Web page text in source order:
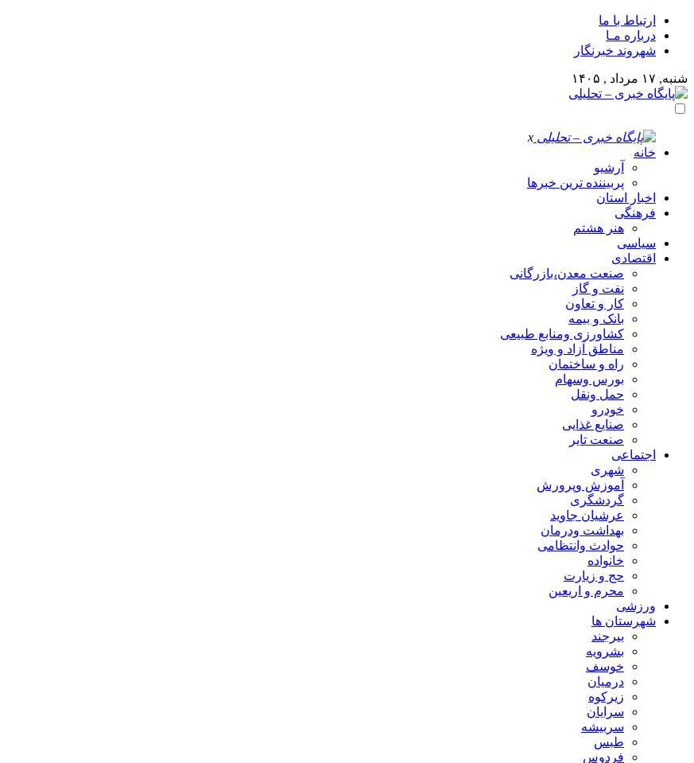
ارتباط با ما
درباره مـا
شهروند خبرنگار
شنبه, ۱۷ مرداد , ۱۴۰۵
x
خانه
آرشیو
پربیننده ترین خبرها
اخبار استان
فرهنگی
هنر هشتم
سیاسی
اقتصادی
صنعت معدن،بازرگانی
نفت و گاز
کار و تعاون
بانک و بیمه
کشاورزی ومنابع طبیعی
مناطق آزاد و ویژه
راه و ساختمان
بورس وسهام
حمل ونقل
خودرو
صنایع غذایی
صنعت تایر
اجتماعی
شهری
آموزش وپرورش
گردشگری
عرشیان جاوید
بهداشت ودرمان
حوادث وانتظامی
خانواده
حج و زیارت
محرم و اریعین
ورزشی
شهرستان ها
بیرجند
بشرویه
خوسف
درمیان
زیرکوه
سرایان
سربیشه
طبس
فردوس